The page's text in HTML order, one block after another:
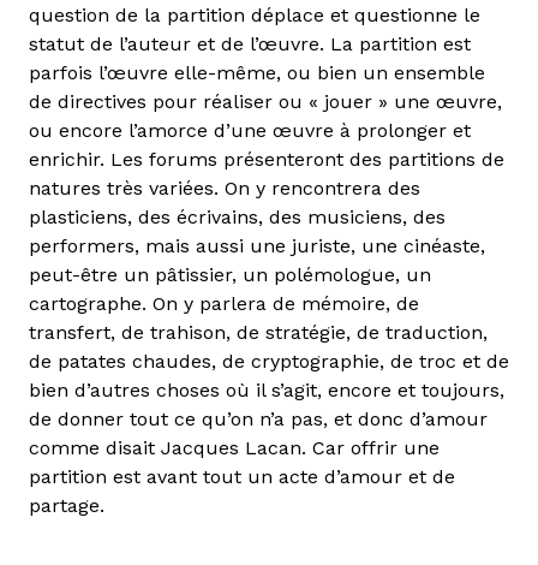
question de la partition déplace et questionne le
statut de l’auteur et de l’œuvre. La partition est
parfois l’œuvre elle-même, ou bien un ensemble
de directives pour réaliser ou « jouer » une œuvre,
ou encore l’amorce d’une œuvre à prolonger et
enrichir. Les forums présenteront des partitions de
natures très variées. On y rencontrera des
plasticiens, des écrivains, des musiciens, des
performers, mais aussi une juriste, une cinéaste,
peut-être un pâtissier, un polémologue, un
cartographe. On y parlera de mémoire, de
transfert, de trahison, de stratégie, de traduction,
de patates chaudes, de cryptographie, de troc et de
bien d’autres choses où il s’agit, encore et toujours,
de donner tout ce qu’on n’a pas, et donc d’amour
comme disait Jacques Lacan. Car offrir une
partition est avant tout un acte d’amour et de
partage.